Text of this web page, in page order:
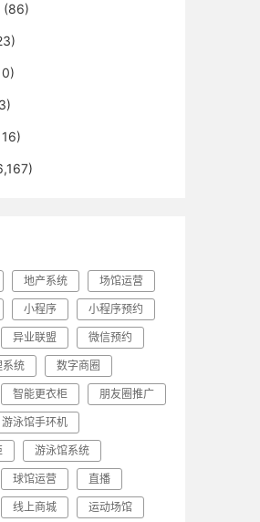
(86)
地产系统 场馆运营
小程序 小程序预约
异业联盟 微信预约
系统 数字商圈
智能更衣柜 朋友圈推广
游泳馆手环机
游泳馆系统
球馆运营 直播
线上商城 运动场馆